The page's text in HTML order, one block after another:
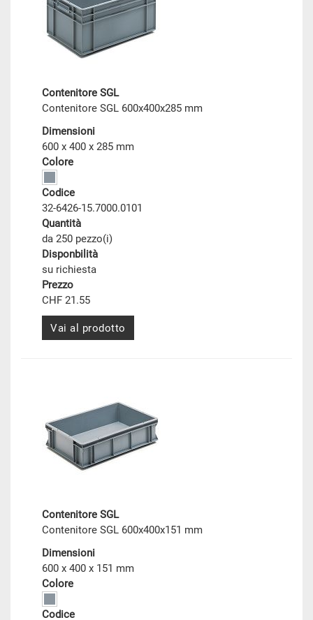
Contenitore SGL
Contenitore SGL 600x400x285 mm
Dimensioni
600 x 400 x 285 mm
Colore
Codice
32-6426-15.7000.0101
Quantità
da 250 pezzo(i)
Disponbilità
su richiesta
Prezzo
CHF 21.55
Vai al prodotto
Contenitore SGL
Contenitore SGL 600x400x151 mm
Dimensioni
600 x 400 x 151 mm
Colore
Codice